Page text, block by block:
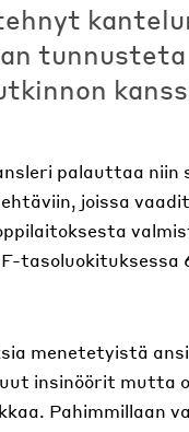
tunnusteta
palauttaa niin
joissa
tasoluokituksessa
menetetyistä
insinöörit mutta
Pahimmillaan